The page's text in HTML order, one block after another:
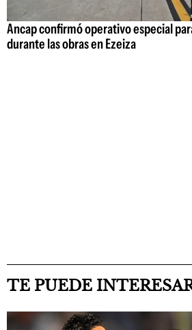
Ancap confirmó operativo especial
durante las obras en Ezeiza
TE PUEDE